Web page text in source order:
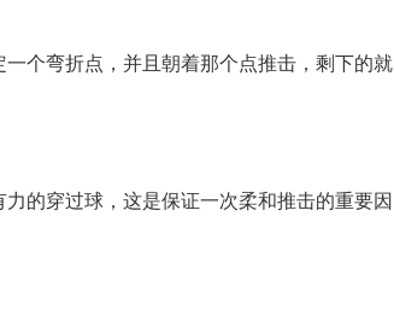
个弯折点，并且朝着那个点推击，剩下的就
穿过球，这是保证一次柔和推击的重要因